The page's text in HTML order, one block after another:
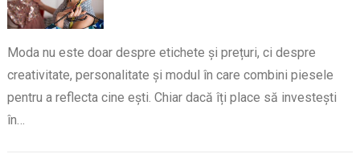
Moda nu este doar despre etichete și prețuri, ci despre
creativitate, personalitate și modul în care combini piesele
pentru a reflecta cine ești. Chiar dacă îți place să investești
în…